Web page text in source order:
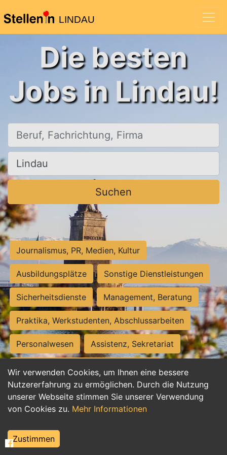
LINDAU
Wir verwenden Cookies, um Ihnen eine bessere
Nutzererfahrung zu ermöglichen. Durch die Nutzung
unserer Webseite stimmen Sie unserer Verwendung
von Cookies zu. Mehr Informationen
Zustimmen
Die besten
Jobs in Lindau!
Beruf, Fachrichtung, Firma
Ort, Stadt
Suchen
Journalismus, PR, Medien, Kultur
Ausbildungsplätze Sonstige Dienstleistungen
Sicherheitsdienste Management, Beratung
Praktika, Werkstudenten, Abschlussarbeiten
Personalwesen Assistenz, Sekretariat
Hilfskräfte, Aushilfs- und Nebenjobs
Einkauf, Logistik, Materialwirtschaft
Weiterbildung, Studium, duale Ausbildung
Tourismus